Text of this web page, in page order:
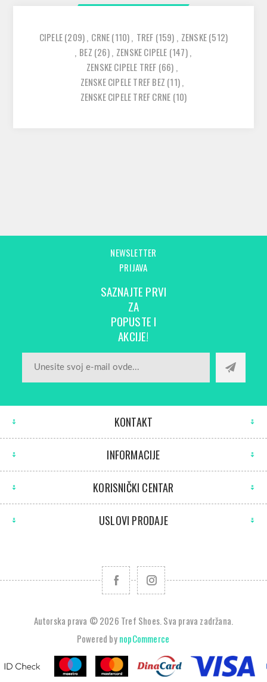
CIPELE(209), CRNE(110), TREF (159) , ZENSKE(512)
, BEZ (26), ZENSKE CIPELE (147),
ZENSKE CIPELE TREF (66) ,
ZENSKE CIPELE TREF BEZ (11),
ZENSKE CIPELE TREF CRNE (10)
NEWSLETTER
PRIJAVA
SAZNAJTE PRVI
ZA
POPUSTE I
AKCIJE!
KONTAKT
INFORMACIJE
KORISNIČKI CENTAR
USLOVI PRODAJE
Autorska prava © 2026 Tref Shoes. Sva prava zadržana.
Powered bynopCommerce